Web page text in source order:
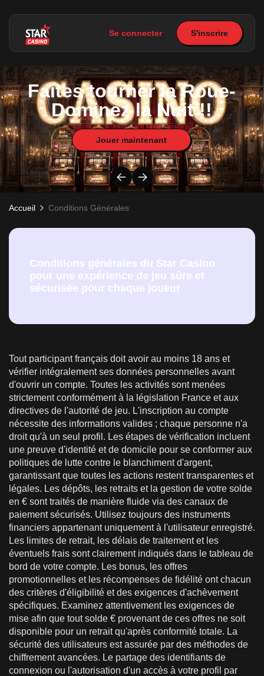
Se connecter S'inscrire
Faites tourner la Roue-
Dominez la Nuit !!
Jouer maintenant
Accueil Conditions Générales
Conditions générales du Star Casino
pour une expérience de jeu sûre et
sécurisée pour chaque joueur
Tout participant français doit avoir au moins 18 ans et
vérifier intégralement ses données personnelles avant
d'ouvrir un compte. Toutes les activités sont menées
strictement conformément à la législation France et aux
directives de l'autorité de jeu. L'inscription au compte
nécessite des informations valides ; chaque personne n'a
droit qu'à un seul profil. Les étapes de vérification incluent
une preuve d'identité et de domicile pour se conformer aux
politiques de lutte contre le blanchiment d'argent,
garantissant que toutes les actions restent transparentes et
légales. Les dépôts, les retraits et la gestion de votre solde
en € sont traités de manière fluide via des canaux de
paiement sécurisés. Utilisez toujours des instruments
financiers appartenant uniquement à l'utilisateur enregistré.
Les limites de retrait, les délais de traitement et les
éventuels frais sont clairement indiqués dans le tableau de
bord de votre compte. Les bonus, les offres
promotionnelles et les récompenses de fidélité ont chacun
des critères d'éligibilité et des exigences d'achèvement
spécifiques. Examinez attentivement les exigences de
mise afin que tout solde € provenant de ces offres ne soit
disponible pour un retrait qu'après conformité totale. La
sécurité des utilisateurs est assurée par des méthodes de
chiffrement avancées. Le partage des identifiants de
connexion ou l'autorisation d'un accès à votre profil par